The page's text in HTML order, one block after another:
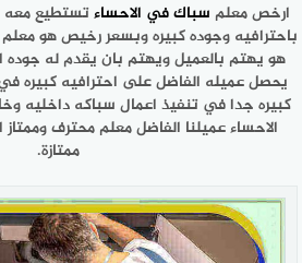
ارخص معلم سباك في الاحساءتستطيع معه
باحترافيه وجوده كبيره وبسعر رخيص هو معلم
هو يهتم بالعميل ويهتم بان يقدم له جوده
يحصل عميله الفاضل على احترافيه كبيره
كبيره جدا في تنفيذ اعمال سباكه داخليه
الاحساء عميلنا الفاضل معلم محترف
ممتازة.